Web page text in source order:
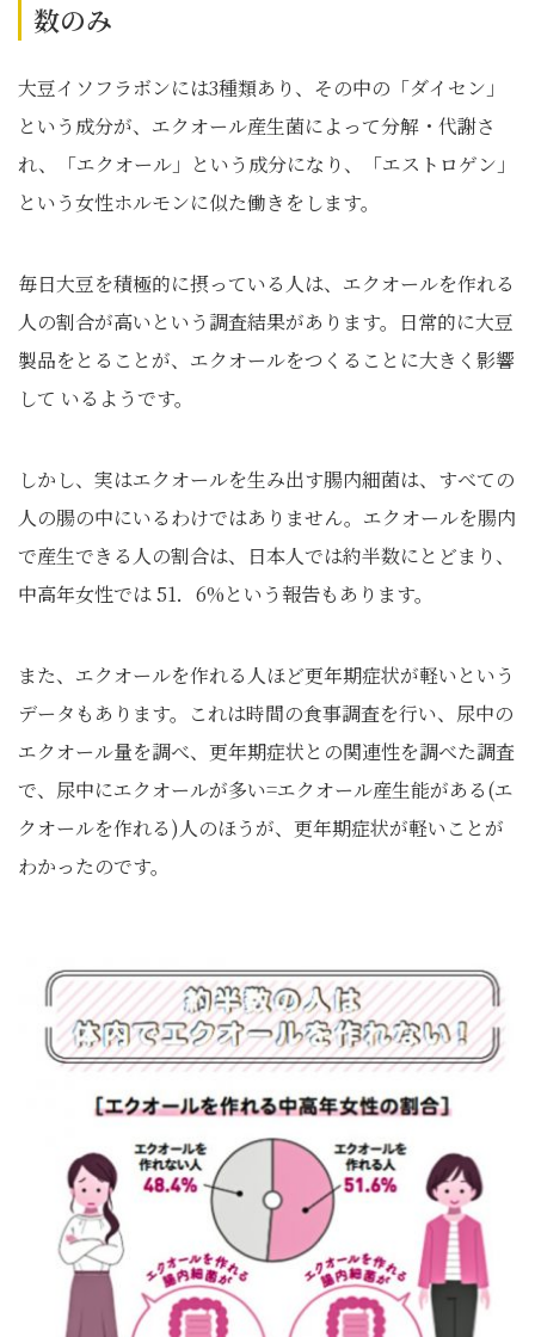
数のみ
大豆イソフラボンには3種類あり、その中の「ダイセン」
という成分が、エクオール産生菌によって分解・代謝さ
れ、「エクオール」という成分になり、「エストロゲン」
という女性ホルモンに似た働きをします。
毎日大豆を積極的に摂っている人は、エクオールを作れる
人の割合が高いという調査結果があります。日常的に大豆
製品をとることが、エクオールをつくることに大きく影響
して いるようです。
しかし、実はエクオールを生み出す腸内細菌は、すべての
人の腸の中にいるわけではありません。エクオールを腸内
で産生できる人の割合は、日本人では約半数にとどまり、
中高年女性では 51．6%という報告もあります。
また、エクオールを作れる人ほど更年期症状が軽いという
データもあります。これは時間の食事調査を行い、尿中の
エクオール量を調べ、更年期症状との関連性を調べた調査
で、尿中にエクオールが多い=エクオール産生能がある(エ
クオールを作れる)人のほうが、更年期症状が軽いことが
わかったのです。